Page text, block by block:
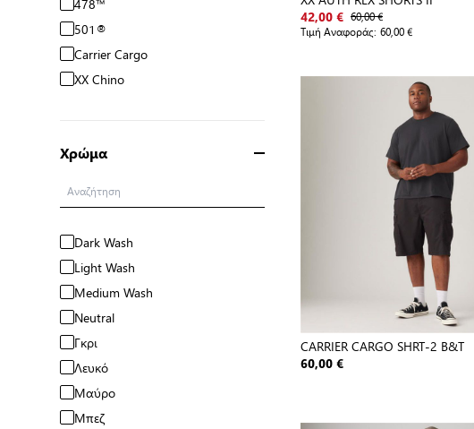
501®
Carrier Cargo
XX Chino
Χρώμα
Dark Wash
Light Wash
Medium Wash
Neutral
Γκρι
Λευκό
Μαύρο
Μπεζ
42,00 € 60,00 €
Τιμή Αναφοράς: 60,00 €
CARRIER CARGO SHRT-2 B&T
60,00 €